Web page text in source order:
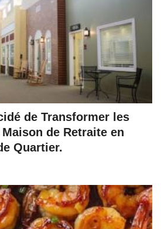
de Transformer les
de Retraite en
Quartier.